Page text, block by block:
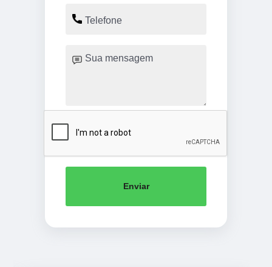
Enviar